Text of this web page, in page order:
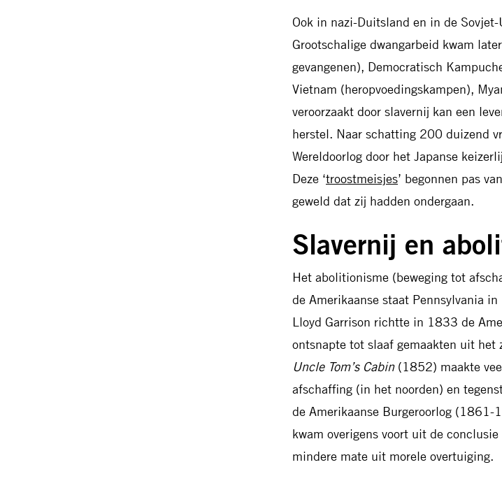
Ook in nazi-Duitsland en in de
Grootschalige dwangarbeid kwam
gevangenen), Democratisch
Vietnam (heropvoedingskampen),
veroorzaakt door slavernij kan een
herstel. Naar schatting 200 duizend
Wereldoorlog door het Japanse
Deze ‘troostmeisjes’ begonnen pas
geweld dat zij hadden ondergaan.
Slavernij en
Het abolitionisme (beweging tot
de Amerikaanse staat Pennsylvania
Lloyd Garrison richtte in 1833 de
ontsnapte tot slaaf gemaakten uit het
Uncle Tom’s Cabin(1852) maakte
afschaffing (in het noorden) en
de Amerikaanse Burgeroorlog (1861-
kwam overigens voort uit de
mindere mate uit morele overtuiging.